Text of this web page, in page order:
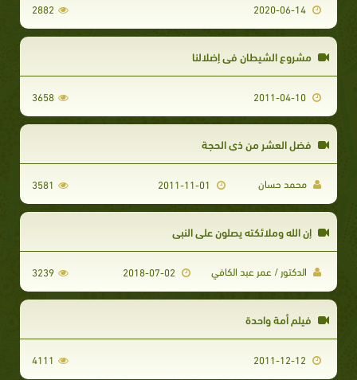
2882
مشروع الشيطان في إضلالنا
3658
فضل العشر من ذي الحجة
محمد حسان 3581
إن الله وملائكته يصلون على النبي
الدكتور / عمر عبد الكافي 3239
فيلم أمة واحدة
4111